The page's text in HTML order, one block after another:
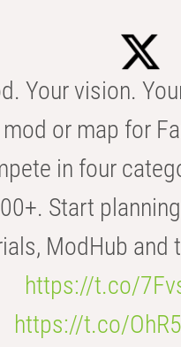
Your vision.
or map for
in four
Start
ModHub and
https://t.co/
https://t.co/